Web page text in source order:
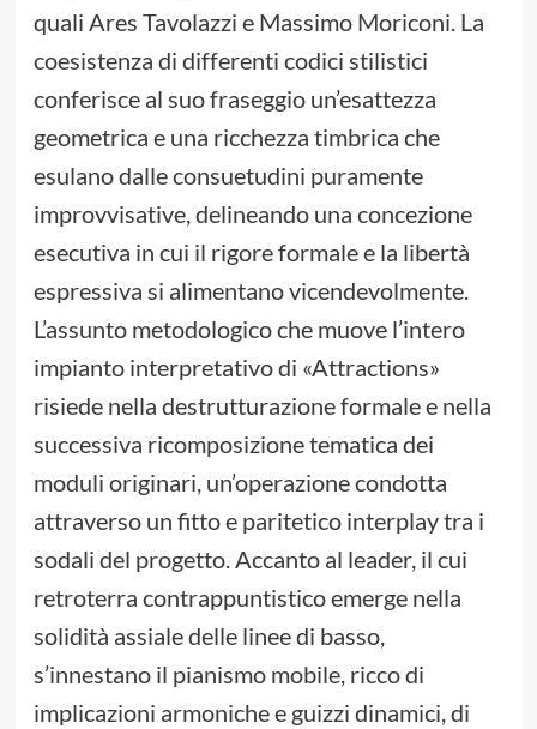
quali Ares Tavolazzi e Massimo Moriconi. La
coesistenza di differenti codici stilistici
conferisce al suo fraseggio un’esattezza
geometrica e una ricchezza timbrica che
esulano dalle consuetudini puramente
improvvisative, delineando una concezione
esecutiva in cui il rigore formale e la libertà
espressiva si alimentano vicendevolmente.
L’assunto metodologico che muove l’intero
impianto interpretativo di «Attractions»
risiede nella destrutturazione formale e nella
successiva ricomposizione tematica dei
moduli originari, un’operazione condotta
attraverso un fitto e paritetico interplay tra i
sodali del progetto. Accanto al leader, il cui
retroterra contrappuntistico emerge nella
solidità assiale delle linee di basso,
s’innestano il pianismo mobile, ricco di
implicazioni armoniche e guizzi dinamici, di